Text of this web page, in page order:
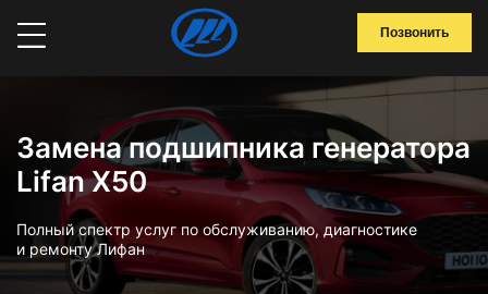
Позвонить
Замена подшипника генератора
Lifan X50
Полный спектр услуг по обслуживанию, диагностике
и ремонту Лифан